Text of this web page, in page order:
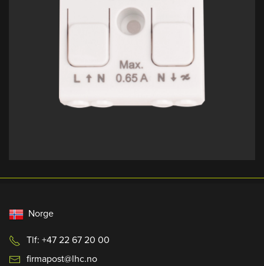
Norge
Tlf: +47 22 67 20 00
firmapost@lhc.no